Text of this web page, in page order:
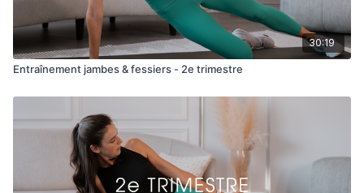
30:19
Entraînement jambes & fessiers - 2e trimestre